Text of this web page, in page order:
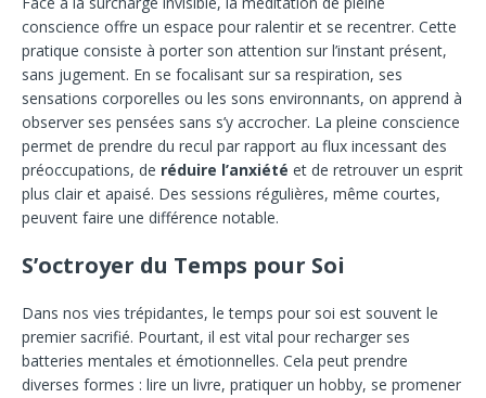
conscience offre un espace pour ralentir et se recentrer. Cette
pratique consiste à porter son attention sur l’instant présent,
sans jugement. En se focalisant sur sa respiration, ses
sensations corporelles ou les sons environnants, on apprend à
observer ses pensées sans s’y accrocher. La pleine conscience
permet de prendre du recul par rapport au flux incessant des
préoccupations, de réduire l’anxiété et de retrouver un esprit
plus clair et apaisé. Des sessions régulières, même courtes,
peuvent faire une différence notable.
S’octroyer du Temps pour Soi
Dans nos vies trépidantes, le temps pour soi est souvent le
premier sacrifié. Pourtant, il est vital pour recharger ses
batteries mentales et émotionnelles. Cela peut prendre
diverses formes : lire un livre, pratiquer un hobby, se promener